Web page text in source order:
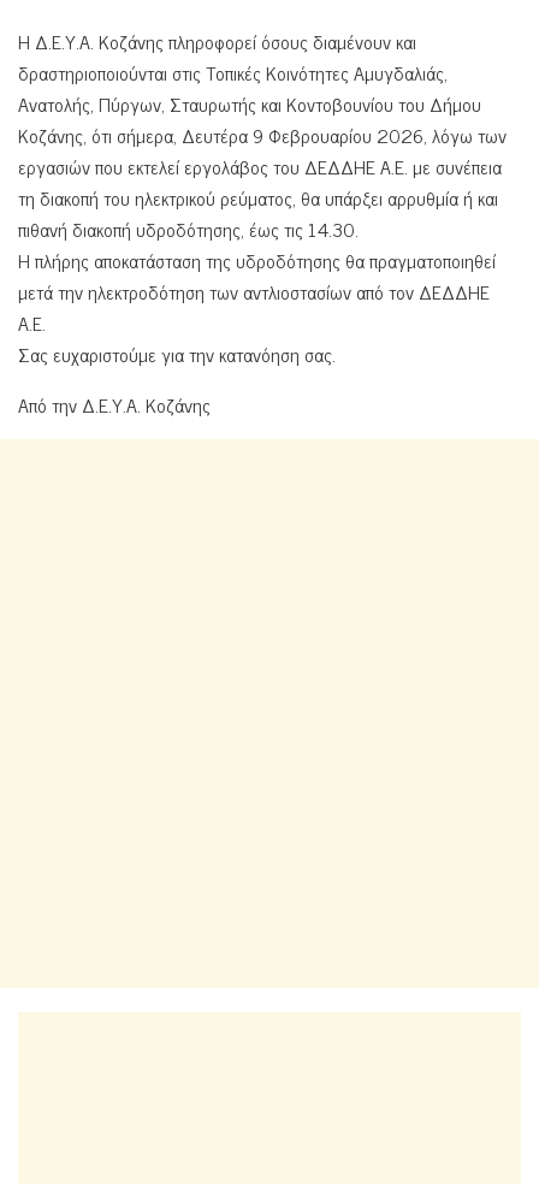
Η Δ.Ε.Υ.Α. Κοζάνης πληροφορεί όσους διαμένουν και
δραστηριοποιούνται στις Τοπικές Κοινότητες Αμυγδαλιάς,
Ανατολής, Πύργων, Σταυρωτής και Κοντοβουνίου του Δήμου
Κοζάνης, ότι σήμερα, Δευτέρα 9 Φεβρουαρίου 2026, λόγω των
εργασιών που εκτελεί εργολάβος του ΔΕΔΔΗΕ Α.Ε. με συνέπεια
τη διακοπή του ηλεκτρικού ρεύματος, θα υπάρξει αρρυθμία ή και
πιθανή διακοπή υδροδότησης, έως τις 14.30.
Η πλήρης αποκατάσταση της υδροδότησης θα πραγματοποιηθεί
μετά την ηλεκτροδότηση των αντλιοστασίων από τον ΔΕΔΔΗΕ
Α.Ε.
Σας ευχαριστούμε για την κατανόηση σας.
Από την Δ.Ε.Υ.Α. Κοζάνης